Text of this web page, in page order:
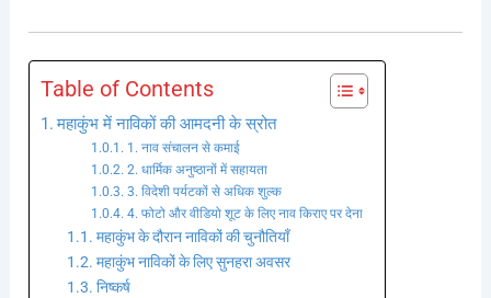
Table of Contents
महाकुंभ में नाविकों की आमदनी के स्रोत
1. नाव संचालन से कमाई
2. धार्मिक अनुष्ठानों में सहायता
3. विदेशी पर्यटकों से अधिक शुल्क
4. फोटो और वीडियो शूट के लिए नाव किराए पर देना
महाकुंभ के दौरान नाविकों की चुनौतियाँ
महाकुंभ नाविकों के लिए सुनहरा अवसर
निष्कर्ष